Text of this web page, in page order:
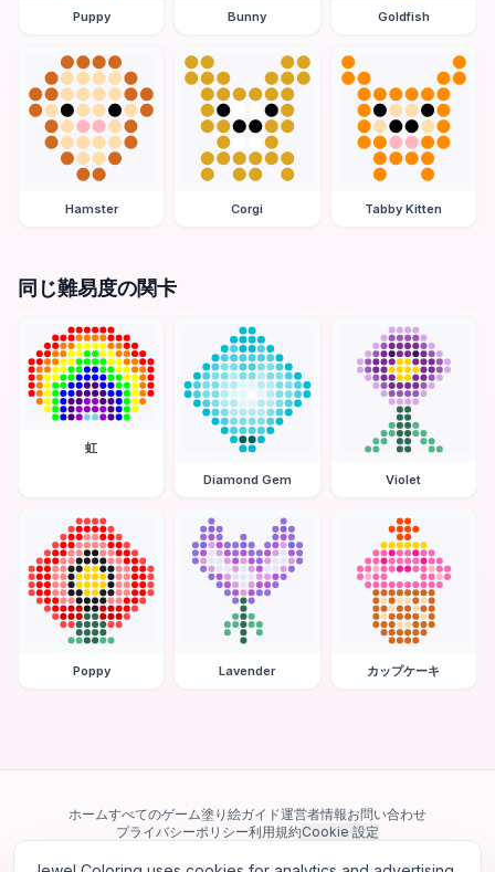
Puppy Bunny Goldfish
Hamster Corgi Tabby Kitten
同じ難易度の関卡
虹
Diamond Gem Violet
Poppy Lavender カップケーキ
ホームすべてのゲーム塗り絵ガイド運営者情報お問い合わせ
プライバシーポリシー利用規約Cookie 設定